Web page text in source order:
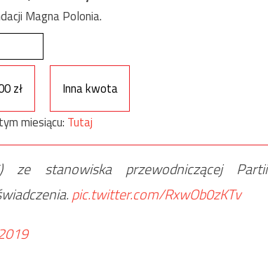
Magna Polonia.
zł
Inna kwota
miesiącu: Tutaj
ze stanowiska przewodniczącej Partii
pic.twitter.com/RxwOb0zKTv